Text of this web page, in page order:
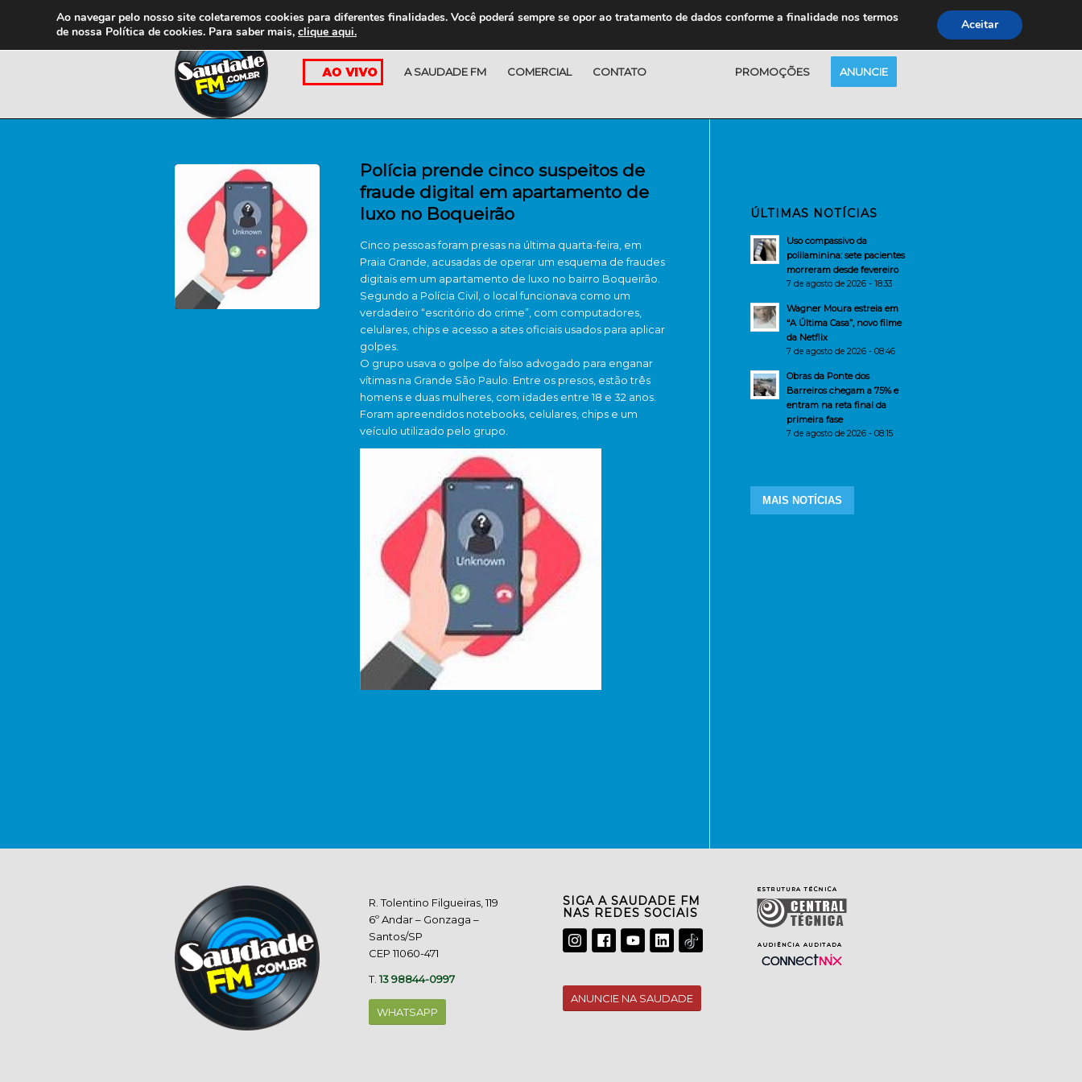
A SAUDADE FM COMERCIAL CONTATO PROMOÇÕES ANUNCIE
Polícia prende cinco suspeitos de
fraude digital em apartamento de
luxo no Boqueirão
Cinco pessoas foram presas na última quarta-feira, em
Praia Grande, acusadas de operar um esquema de fraudes
digitais em um apartamento de luxo no bairro Boqueirão.
Segundo a Polícia Civil, o local funcionava como um
verdadeiro “escritório do crime”, com computadores,
celulares, chips e acesso a sites oficiais usados para aplicar
golpes.
O grupo usava o golpe do falso advogado para enganar
vítimas na Grande São Paulo. Entre os presos, estão três
homens e duas mulheres, com idades entre 18 e 32 anos.
Foram apreendidos notebooks, celulares, chips e um
veículo utilizado pelo grupo.
ÚLTIMAS NOTÍCIAS
Uso compassivo da
polilaminina: sete pacientes
morreram desde fevereiro
7 de agosto de 2026 - 18:33
Wagner Moura estreia em
“A Última Casa”, novo filme
da Netflix
7 de agosto de 2026 - 08:46
Obras da Ponte dos
Barreiros chegam a 75% e
entram na reta final da
primeira fase
7 de agosto de 2026 - 08:15
MAIS NOTÍCIAS
R. Tolentino Filgueiras, 119
6º Andar – Gonzaga –
Santos/SP
CEP 11060-471
T.13 98844-0997
WHATSAPP
SIGA A SAUDADE FM
NAS REDES SOCIAIS
ANUNCIE NA SAUDADE
Ao navegar pelo nosso site coletaremos cookies para diferentes finalidades. Você poderá sempre se opor ao tratamento de dados conforme a finalidade nos termos
de nossa Política de cookies. Para saber mais, clique aqui. Aceitar